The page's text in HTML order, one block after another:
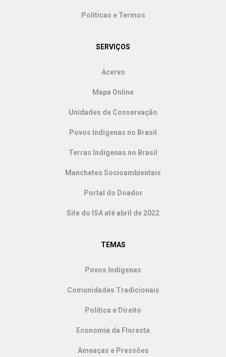
Políticas e Termos
SERVIÇOS
Acervo
Mapa Online
Unidades de Conservação
Povos Indígenas no Brasil
Terras Indígenas no Brasil
Manchetes Socioambientais
Portal do Doador
Site do ISA até abril de 2022
TEMAS
Povos Indígenas
Comunidades Tradicionais
Política e Direito
Economia da Floresta
Ameaças e Pressões